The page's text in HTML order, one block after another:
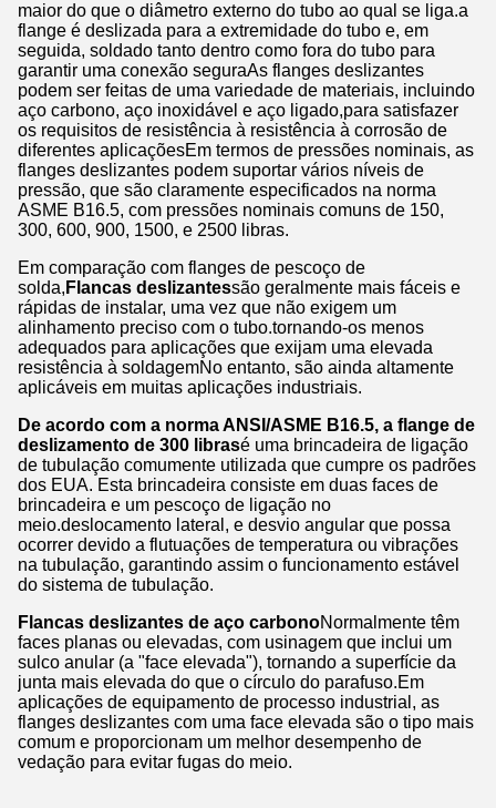
maior do que o diâmetro externo do tubo ao qual se liga.a
flange é deslizada para a extremidade do tubo e, em
seguida, soldado tanto dentro como fora do tubo para
garantir uma conexão seguraAs flanges deslizantes
podem ser feitas de uma variedade de materiais, incluindo
aço carbono, aço inoxidável e aço ligado,para satisfazer
os requisitos de resistência à resistência à corrosão de
diferentes aplicaçõesEm termos de pressões nominais, as
flanges deslizantes podem suportar vários níveis de
pressão, que são claramente especificados na norma
ASME B16.5, com pressões nominais comuns de 150,
300, 600, 900, 1500, e 2500 libras.
Em comparação com flanges de pescoço de
solda, Flancas deslizantessão geralmente mais fáceis e
rápidas de instalar, uma vez que não exigem um
alinhamento preciso com o tubo.tornando-os menos
adequados para aplicações que exijam uma elevada
resistência à soldagemNo entanto, são ainda altamente
aplicáveis em muitas aplicações industriais.
De acordo com a norma ANSI/ASME B16.5, a flange de
deslizamento de 300 librasé uma brincadeira de ligação
de tubulação comumente utilizada que cumpre os padrões
dos EUA. Esta brincadeira consiste em duas faces de
brincadeira e um pescoço de ligação no
meio.deslocamento lateral, e desvio angular que possa
ocorrer devido a flutuações de temperatura ou vibrações
na tubulação, garantindo assim o funcionamento estável
do sistema de tubulação.
Flancas deslizantes de aço carbonoNormalmente têm
faces planas ou elevadas, com usinagem que inclui um
sulco anular (a "face elevada"), tornando a superfície da
junta mais elevada do que o círculo do parafuso.Em
aplicações de equipamento de processo industrial, as
flanges deslizantes com uma face elevada são o tipo mais
comum e proporcionam um melhor desempenho de
vedação para evitar fugas do meio.